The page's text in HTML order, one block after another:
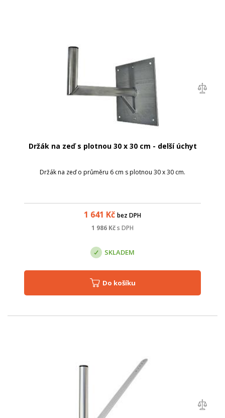
Držák na zeď s plotnou 30 x 30 cm - delší úchyt
Držák na zeď o průměru 6 cm s plotnou 30 x 30 cm.
1 641 Kč bez DPH
1 986 Kčs DPH
SKLADEM
Do košíku